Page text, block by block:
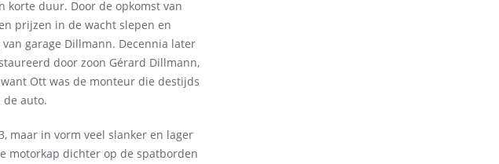
korte duur. Door de opkomst van
prijzen in de wacht slepen en
garage Dillmann. Decennia later
door zoon Gérard Dillmann,
Ott was de monteur die destijds
de auto.
maar in vorm veel slanker en lager
motorkap dichter op de spatborden